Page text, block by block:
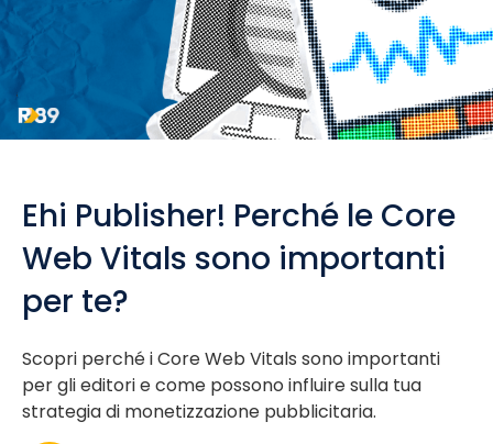
Ehi Publisher! Perché le Core
Web Vitals sono importanti
per te?
Scopri perché i Core Web Vitals sono importanti
per gli editori e come possono influire sulla tua
strategia di monetizzazione pubblicitaria.